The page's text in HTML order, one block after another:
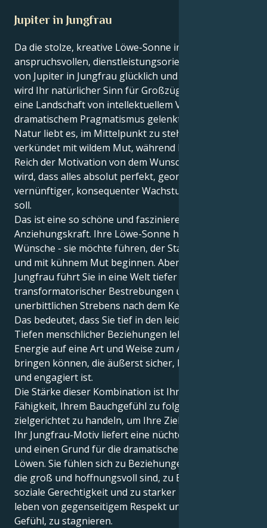
Jupiter in Jungfrau
Da die stolze, kreative Löwe-Sonne im
anspruchsvollen, dienstleistungsorientierten Bereich
von Jupiter in Jungfrau glücklich und expansiv ist,
wird Ihr natürlicher Sinn für Großzügigkeit durch
eine Landschaft von intellektuellem Vertrauen und
dramatischem Pragmatismus gelenkt. Ihre äußere
Natur liebt es, im Mittelpunkt zu stehen, und
verkündet mit wildem Mut, während Ihr inneres
Reich der Motivation von dem Wunsch angetrieben
wird, dass alles absolut perfekt, geordnet und ein
vernünftiger, konsequenter Wachstumsprozess sein
soll.
Das ist eine so schöne und faszinierende
Anziehungskraft. Ihre Löwe-Sonne hat ehrgeizige
Wünsche - sie möchte führen, der Star der Show sein
und mit kühnem Mut beginnen. Aber Ihr Jupiter in
Jungfrau führt Sie in eine Welt tiefer Leidenschaft,
transformatorischer Bestrebungen und eines
unerbittlichen Strebens nach dem Kern der Dinge.
Das bedeutet, dass Sie tief in den leidenschaftlichen
Tiefen menschlicher Beziehungen leben und Ihre
Energie auf eine Art und Weise zum Ausdruck
bringen können, die äußerst sicher, beschützend
und engagiert ist.
Die Stärke dieser Kombination ist Ihre angeborene
Fähigkeit, Ihrem Bauchgefühl zu folgen und
zielgerichtet zu handeln, um Ihre Ziele zu erreichen.
Ihr Jungfrau-Motiv liefert eine nüchterne Ursache
und einen Grund für die dramatische Intensität Ihres
Löwen. Sie fühlen sich zu Beziehungen hingezogen,
die groß und hoffnungsvoll sind, zu Engagement für
soziale Gerechtigkeit und zu starker Loyalität. Sie
leben von gegenseitigem Respekt und haben nie das
Gefühl, zu stagnieren.